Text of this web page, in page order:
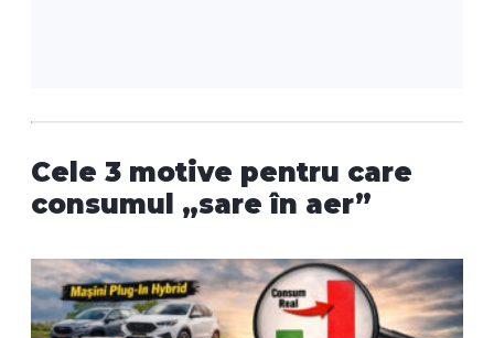
Cele 3 motive pentru care
consumul „sare în aer”